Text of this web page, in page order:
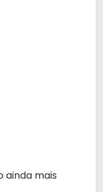
ainda mais